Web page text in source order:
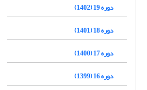
دوره 19 (1402)
دوره 18 (1401)
دوره 17 (1400)
دوره 16 (1399)